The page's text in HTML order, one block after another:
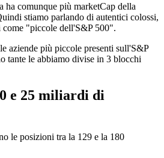
ha comunque più marketCap della
stiamo parlando di autentici colossi,
come "piccole dell'S&P 500".
aziende più piccole presenti sull'S&P
tante le abbiamo divise in 3 blocchi
e 25 miliardi di
le posizioni tra la 129 e la 180